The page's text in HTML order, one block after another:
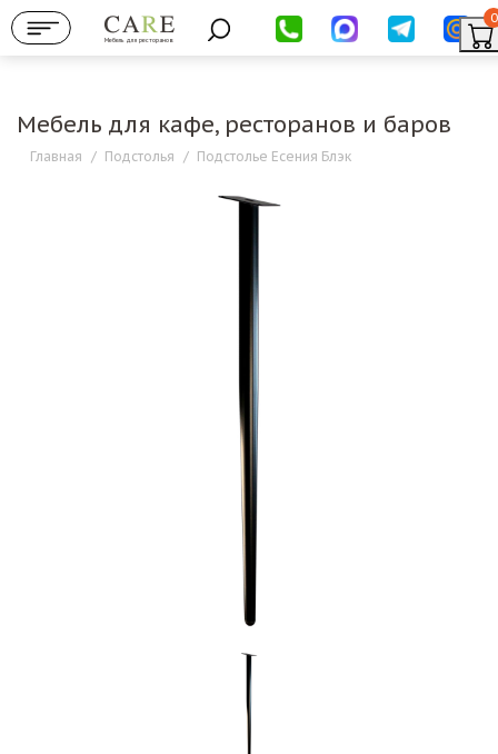
Мебель для ресторанов
0
Мебель для кафе, ресторанов и баров
Главная / Подстолья / Подстолье Есения Блэк